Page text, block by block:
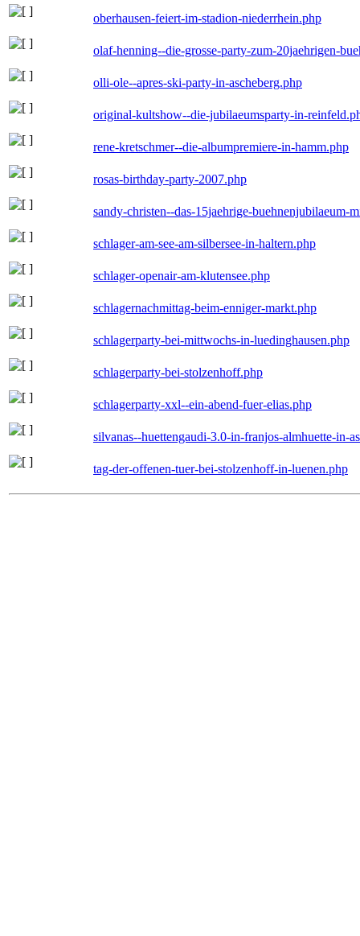
oberhausen-feiert-im-stadion-niederrhein.php
olaf-henning--die-grosse-party-zum-20jaehrigen-
olli-ole--apres-ski-party-in-ascheberg.php
original-kultshow--die-jubilaeumsparty-in-
rene-kretschmer--die-albumpremiere-in-hamm.php
rosas-birthday-party-2007.php
sandy-christen--das-15jaehrige-buehnenjubilaeum-
schlager-am-see-am-silbersee-in-haltern.php
schlager-openair-am-klutensee.php
schlagernachmittag-beim-enniger-markt.php
schlagerparty-bei-mittwochs-in-luedinghausen.php
schlagerparty-bei-stolzenhoff.php
schlagerparty-xxl--ein-abend-fuer-elias.php
silvanas--huettengaudi-3.0-in-franjos-almhuette-in-
tag-der-offenen-tuer-bei-stolzenhoff-in-luenen.php